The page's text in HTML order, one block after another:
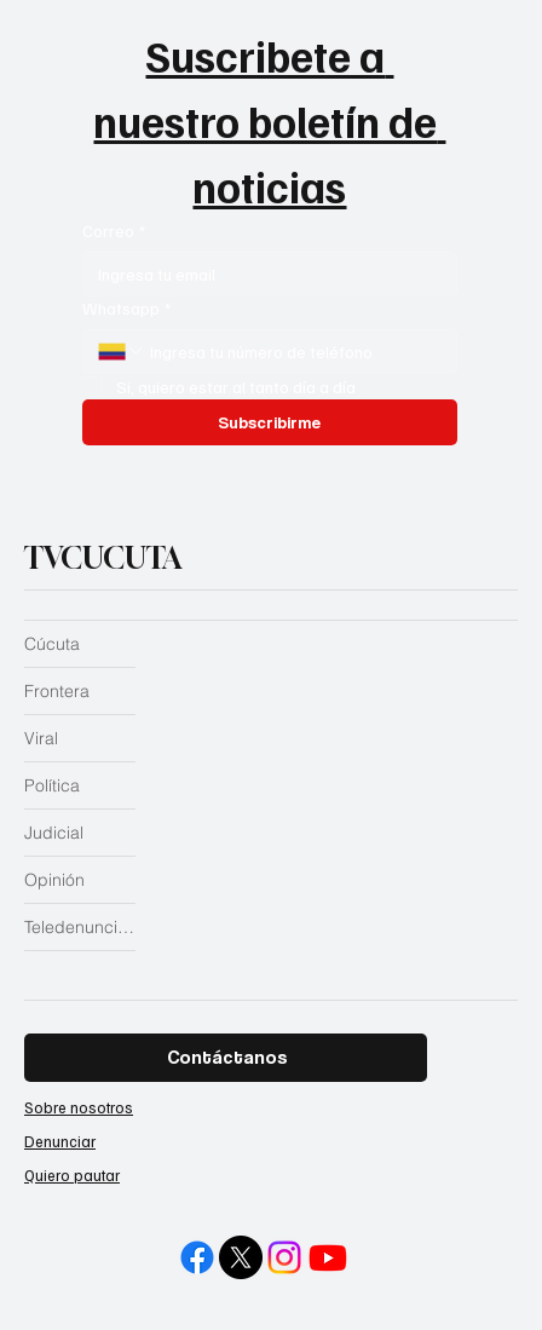
Suscribete a
nuestro boletín de
noticias
Subscribirme
TVCUCUTA
Judicial
Opinión
Teledenuncias
Cúcuta
Frontera
Viral
Política
Contáctanos
Sobre nosotros
Denunciar
Quiero pautar